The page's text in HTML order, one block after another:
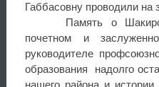
Габбасовну проводили
Память о
почетном и
руководителе
образования надолго
нашего района и истории